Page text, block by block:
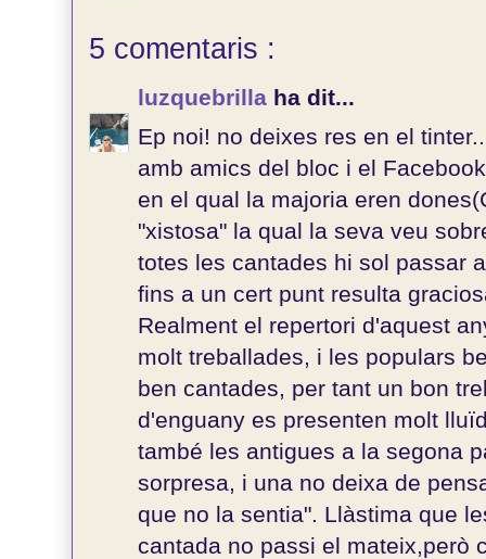
5 comentaris :
luzquebrilla ha dit...
Ep noi! no deixes res en el
amb amics del bloc i el
en el qual la majoria eren
"xistosa" la qual la seva veu
totes les cantades hi sol passar
fins a un cert punt resulta
Realment el repertori d'aquest
molt treballades, i les populars
ben cantades, per tant un bon
d'enguany es presenten molt
també les antigues a la segona
sorpresa, i una no deixa de
que no la sentia". Llàstima que
cantada no passi el mateix,però